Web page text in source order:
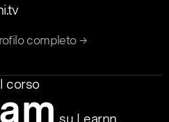
completo →
corso